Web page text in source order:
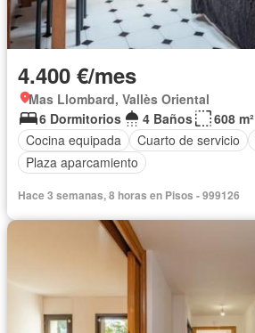
4.400 €/mes
Mas Llombard, Vallès Oriental
6 Dormitorios
4 Baños
608 m²
Cocina equipada
Cuarto de servicio
Plaza aparcamiento
Hace 3 semanas, 8 horas en Pisos - 999126